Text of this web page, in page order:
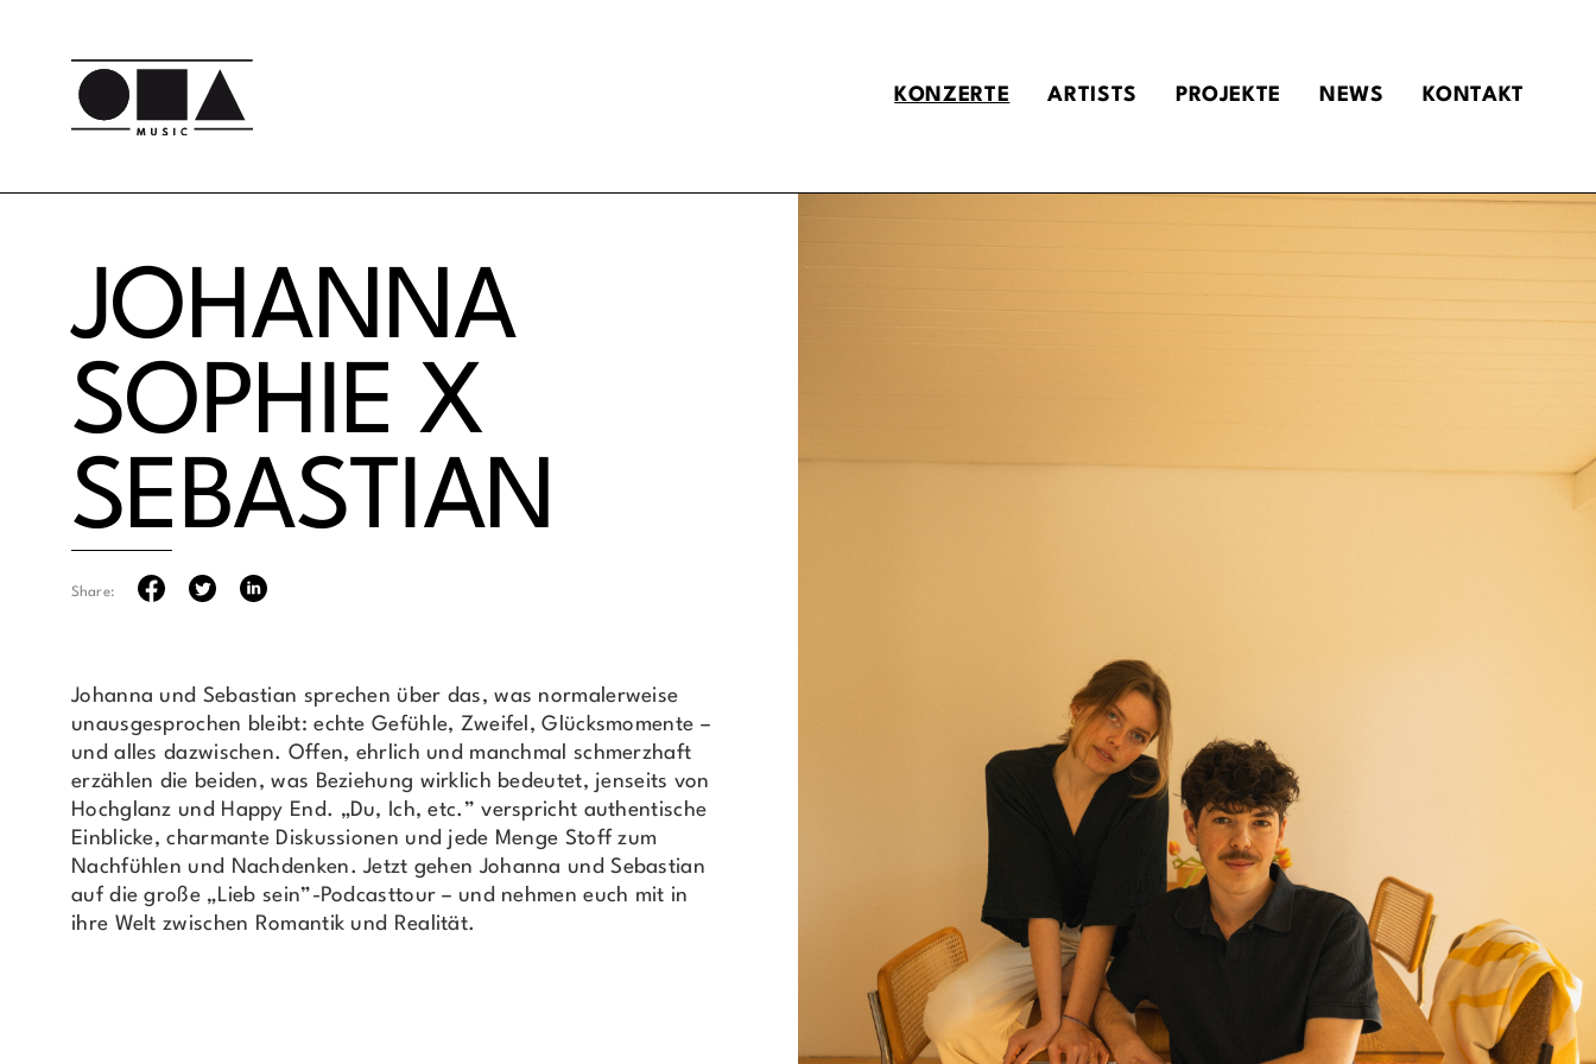
KONZERTE ARTISTS PROJEKTE NEWS KONTAKT
JOHANNA
SOPHIE X
SEBASTIAN
Share:
Johanna und Sebastian sprechen über das, was normalerweise
unausgesprochen bleibt: echte Gefühle, Zweifel, Glücksmomente –
und alles dazwischen. Offen, ehrlich und manchmal schmerzhaft
erzählen die beiden, was Beziehung wirklich bedeutet, jenseits von
Hochglanz und Happy End. „Du, Ich, etc.” verspricht authentische
Einblicke, charmante Diskussionen und jede Menge Stoff zum
Nachfühlen und Nachdenken. Jetzt gehen Johanna und Sebastian
auf die große „Lieb sein”-Podcasttour – und nehmen euch mit in
ihre Welt zwischen Romantik und Realität.